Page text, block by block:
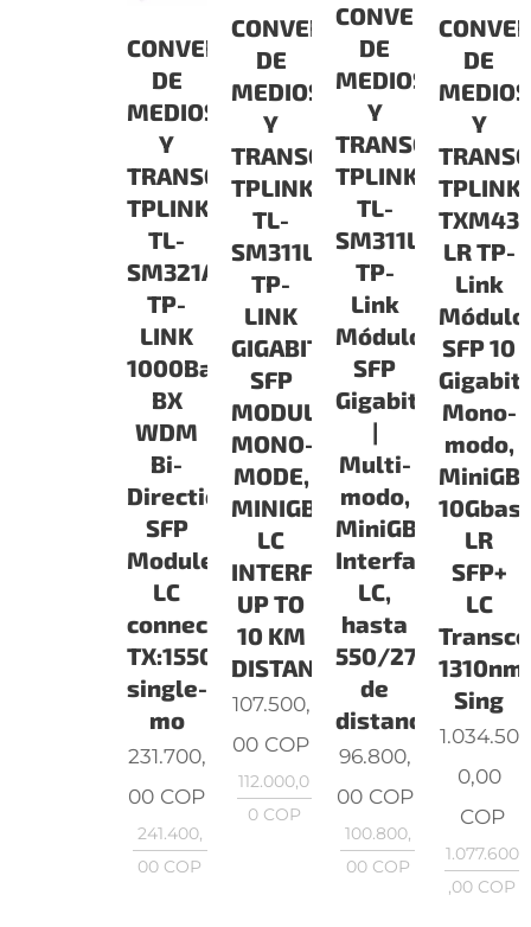
CONVERTIDORES
DE
MEDIOS
Y
TRANSCEIVER
TPLINK
TL-
SM321A
TP-
LINK
1000Base-
BX
WDM
Bi-
Directional
SFP
Module,
LC
connector,
TX:1550nm/RX:1310nm,
single-
mo
231.700,
00 COP
241.400,
00 COP
CONVERTIDORES
DE
MEDIOS
Y
TRANSCEIVER
TPLINK
TL-
SM311LS
TP-
LINK
GIGABIT
SFP
MODULE,
MONO-
MODE,
MINIGBIC,
LC
INTERFACE,
UP TO
10 KM
DISTANCE
107.500,
00 COP
112.000,0
0COP
CONVERTIDORES
DE
MEDIOS
Y
TRANSCEIVER
TPLINK
TL-
SM311LM
TP-
Link
Módulo
SFP
Gigabit
|
Multi-
modo,
MiniGBIC,
Interfaz
LC,
hasta
550/275m
de
distancia
96.800,
00COP
100.800,
00COP
DE
MEDIOS
Y
TPLINK
LR TP-
Link
Módulo
SFP 10
Gigabit
Mono-
modo,
LR
SFP+
LC
1310nm
Sing
1.034.50
0,00
COP
1.077.600
,00 COP